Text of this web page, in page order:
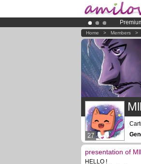
Home > Members >
27
presentation of
HELLO !